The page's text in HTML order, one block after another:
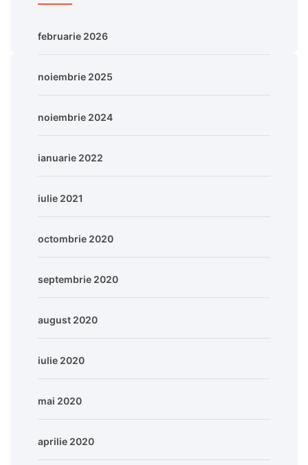
februarie 2026
noiembrie 2025
noiembrie 2024
ianuarie 2022
iulie 2021
octombrie 2020
septembrie 2020
august 2020
iulie 2020
mai 2020
aprilie 2020